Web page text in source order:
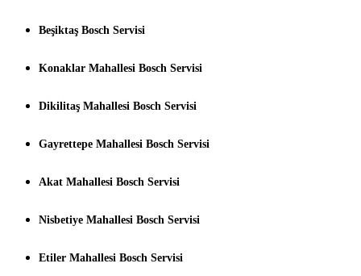
Beşiktaş Bosch Servisi
Konaklar Mahallesi Bosch Servisi
Dikilitaş Mahallesi Bosch Servisi
Gayrettepe Mahallesi Bosch Servisi
Akat Mahallesi Bosch Servisi
Nisbetiye Mahallesi Bosch Servisi
Etiler Mahallesi Bosch Servisi